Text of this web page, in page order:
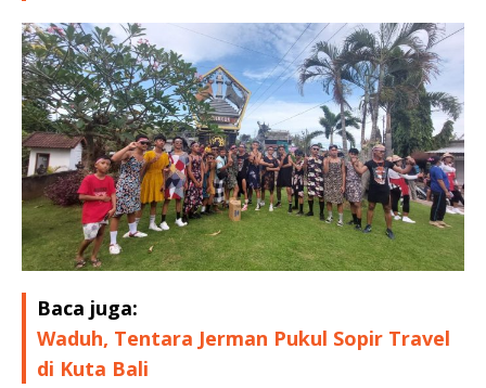
Baca juga:
Waduh, Tentara Jerman Pukul Sopir Travel
di Kuta Bali